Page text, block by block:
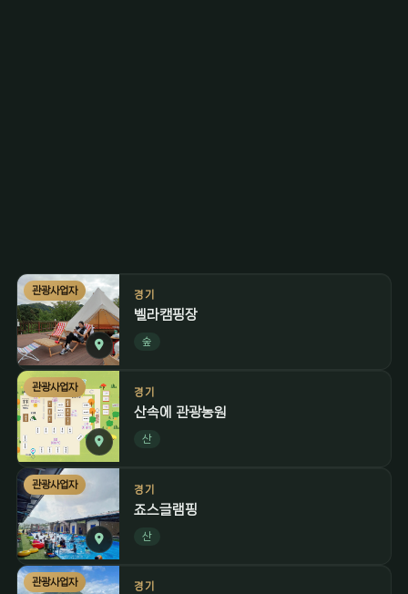
관광사업자 경기
벨라캠핑장
숲
관광사업자 경기
산속에 관광농원
산
관광사업자 경기
죠스글램핑
산
관광사업자 경기